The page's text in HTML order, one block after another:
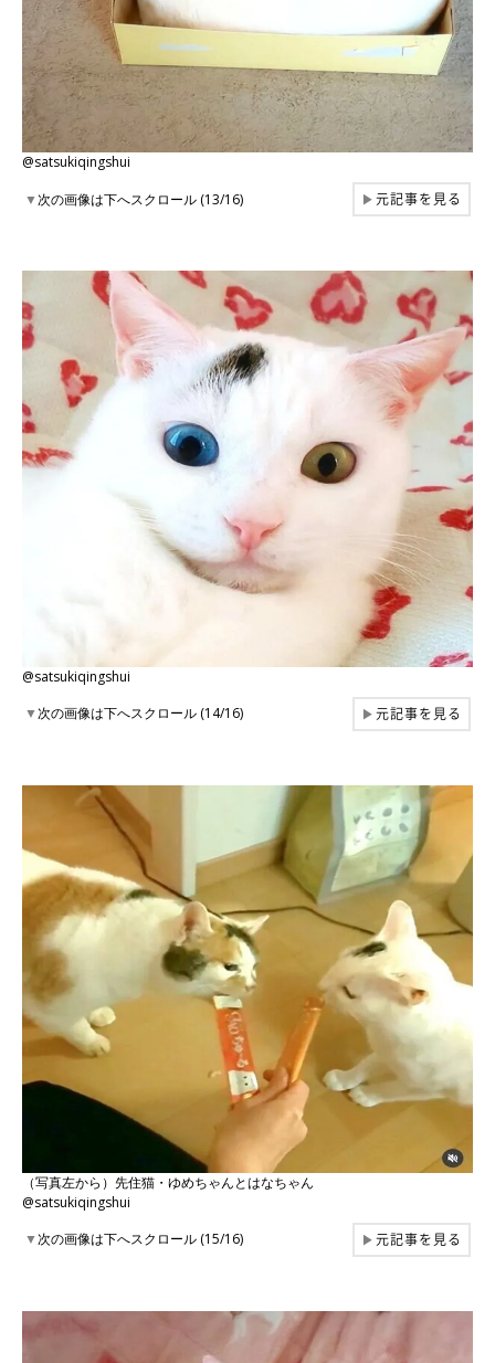
@satsukiqingshui
▼次の画像は下へスクロール (13/16) ▶元記事を見る
@satsukiqingshui
▼次の画像は下へスクロール (14/16) ▶元記事を見る
（写真左から）先住猫・ゆめちゃんとはなちゃん
@satsukiqingshui
▼次の画像は下へスクロール (15/16) ▶元記事を見る